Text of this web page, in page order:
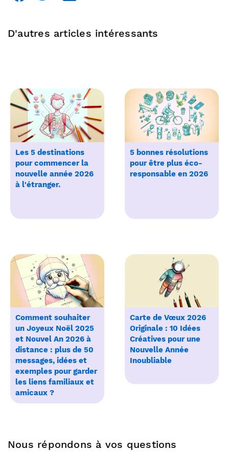
D'autres articles intéressants
Les 5 destinations
pour commencer la
nouvelle année 2026
à l'étranger.
5 bonnes résolutions
pour être plus éco-
responsable en 2026
Comment souhaiter
un Joyeux Noël 2025
et Nouvel An 2026 à
distance : plus de 50
messages, idées et
exemples pour garder
les liens familiaux et
amicaux ?
Carte de Vœux 2026
Originale : 10 Idées
Créatives pour une
Nouvelle Année
Inoubliable
Nous répondons à vos questions